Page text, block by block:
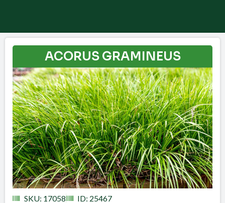
ACORUS GRAMINEUS
SKU: 17058 ID: 25467